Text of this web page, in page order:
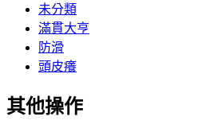
未分類
滿貫大亨
防滑
頭皮癢
其他操作